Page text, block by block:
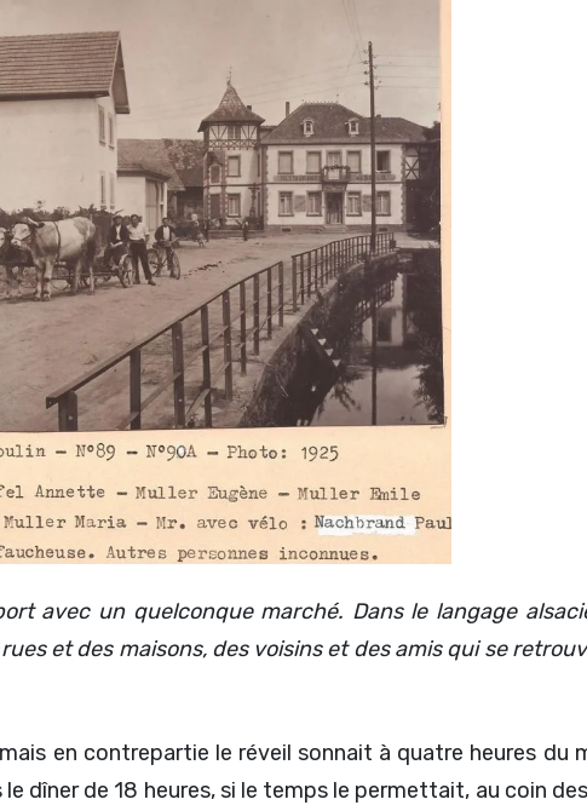
avec un quelconque marché. Dans le langage
et des maisons, des voisins et des amis qui se
en contrepartie le réveil sonnait à quatre heures du
dîner de 18 heures, si le temps le permettait, au coin